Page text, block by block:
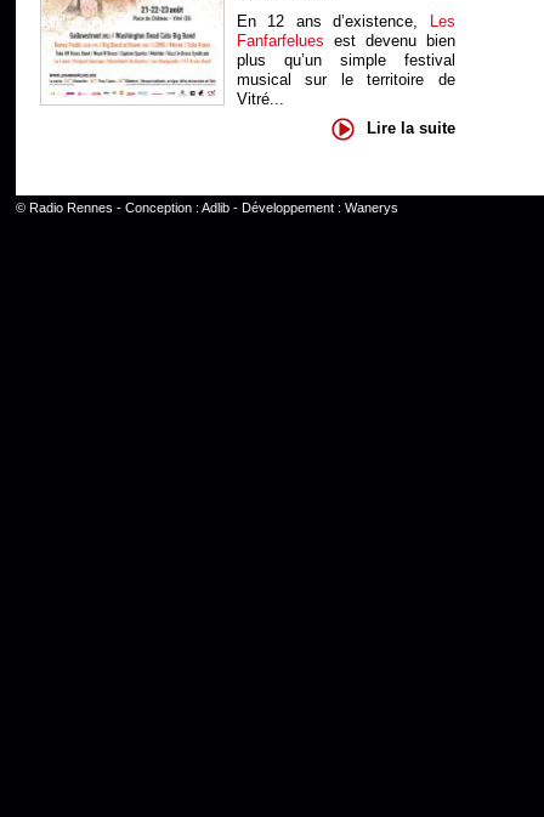
En 12 ans d’existence, Les
Fanfarfelues est devenu bien
plus qu’un simple festival
musical sur le territoire de
Vitré...
Lire la suite
© Radio Rennes - Conception : Adlib- Développement : Wanerys